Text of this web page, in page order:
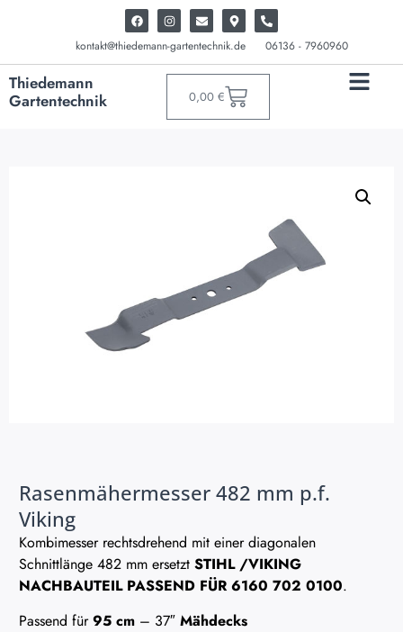
kontakt@thiedemann-gartentechnik.de 06136 - 7960960
Thiedemann
Gartentechnik
0,00 €
Rasenmähermesser 482 mm p.f.
Viking
Kombimesser rechtsdrehend mit einer diagonalen
Schnittlänge 482 mm ersetzt STIHL /VIKING
NACHBAUTEIL PASSEND FÜR 6160 702 0100.
Passend für95 cm – 37″ Mähdecks